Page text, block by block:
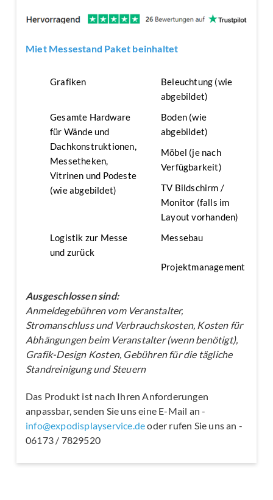
Miet Messestand Paket beinhaltet
Grafiken
Beleuchtung (wie
abgebildet)
Gesamte Hardware
für Wände und
Dachkonstruktionen,
Messetheken,
Vitrinen und Podeste
(wie abgebildet)
Boden (wie
abgebildet)
Möbel (je nach
Verfügbarkeit)
TV Bildschirm /
Monitor (falls im
Layout vorhanden)
Logistik zur Messe
und zurück
Messebau
Projektmanagement
Ausgeschlossen sind:
Anmeldegebühren vom Veranstalter,
Stromanschluss und Verbrauchskosten, Kosten für
Abhängungen beim Veranstalter (wenn benötigt),
Grafik-Design Kosten, Gebühren für die tägliche
Standreinigung und Steuern
Das Produkt ist nach Ihren Anforderungen
anpassbar, senden Sie uns eine E-Mail an -
info@expodisplayservice.deoder rufen Sie uns an -
06173 / 7829520